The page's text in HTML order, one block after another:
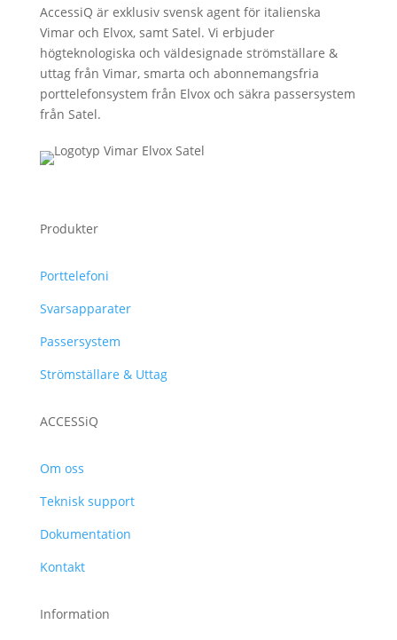
AccessiQ är exklusiv svensk agent för italienska
Vimar och Elvox, samt Satel. Vi erbjuder
högteknologiska och väldesignade strömställare &
uttag från Vimar, smarta och abonnemangsfria
porttelefonsystem från Elvox och säkra passersystem
från Satel.
Produkter
Porttelefoni
Svarsapparater
Passersystem
Strömställare & Uttag
ACCESSiQ
Om oss
Teknisk support
Dokumentation
Kontakt
Information